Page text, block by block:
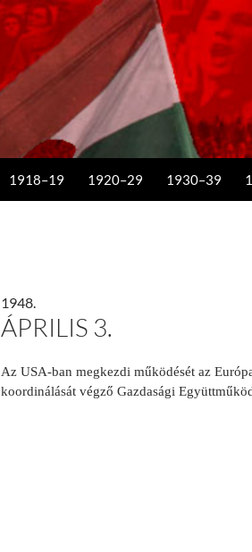
1918–19 1920–29 1930–39
1948.
ÁPRILIS 3.
Az USA-ban megkezdi működését az
koordinálását végző Gazdasági